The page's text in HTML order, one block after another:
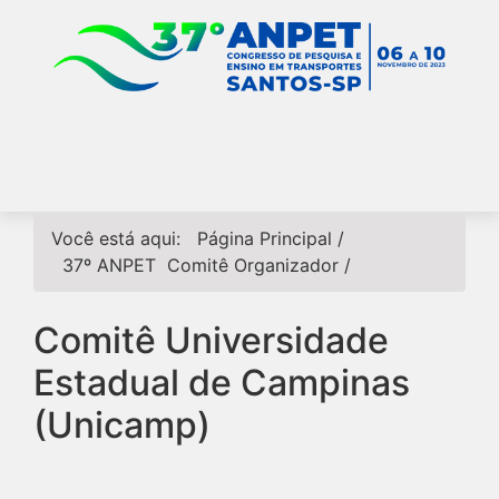
Você está aqui: Página Principal /
37º ANPET Comitê Organizador /
Comitê Universidade
Estadual de Campinas
(Unicamp)